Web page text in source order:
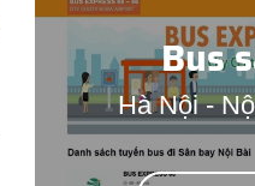
Bus
Hà Nội -